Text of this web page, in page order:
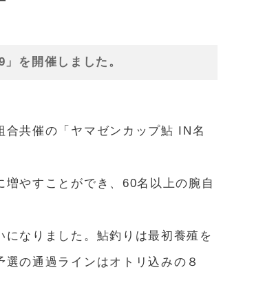
を開催しました。
共催の「ヤマゼンカップ鮎 IN名
やすことができ、60名以上の腕自
なりました。鮎釣りは最初養殖を
の通過ラインはオトリ込みの８